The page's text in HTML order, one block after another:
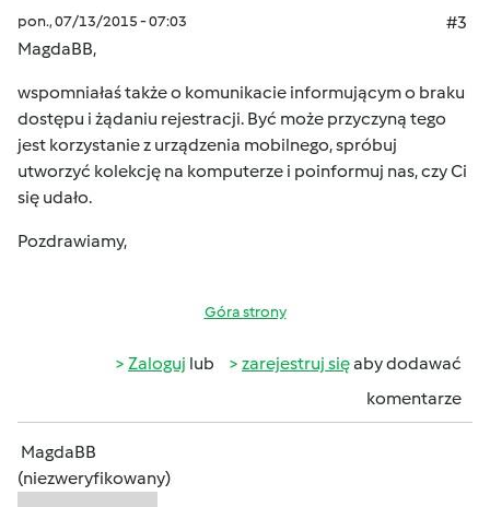
pon., 07/13/2015 - 07:03
#3
MagdaBB,
wspomniałaś także o komunikacie informującym o braku
dostępu i żądaniu rejestracji. Być może przyczyną tego
jest korzystanie z urządzenia mobilnego, spróbuj
utworzyć kolekcję na komputerze i poinformuj nas, czy Ci
się udało.
Pozdrawiamy,
Góra strony
Zaloguj lub zarejestruj sięaby dodawać
komentarze
MagdaBB
(niezweryfikowany)